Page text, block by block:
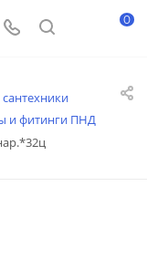
0
и фитинги ПНД